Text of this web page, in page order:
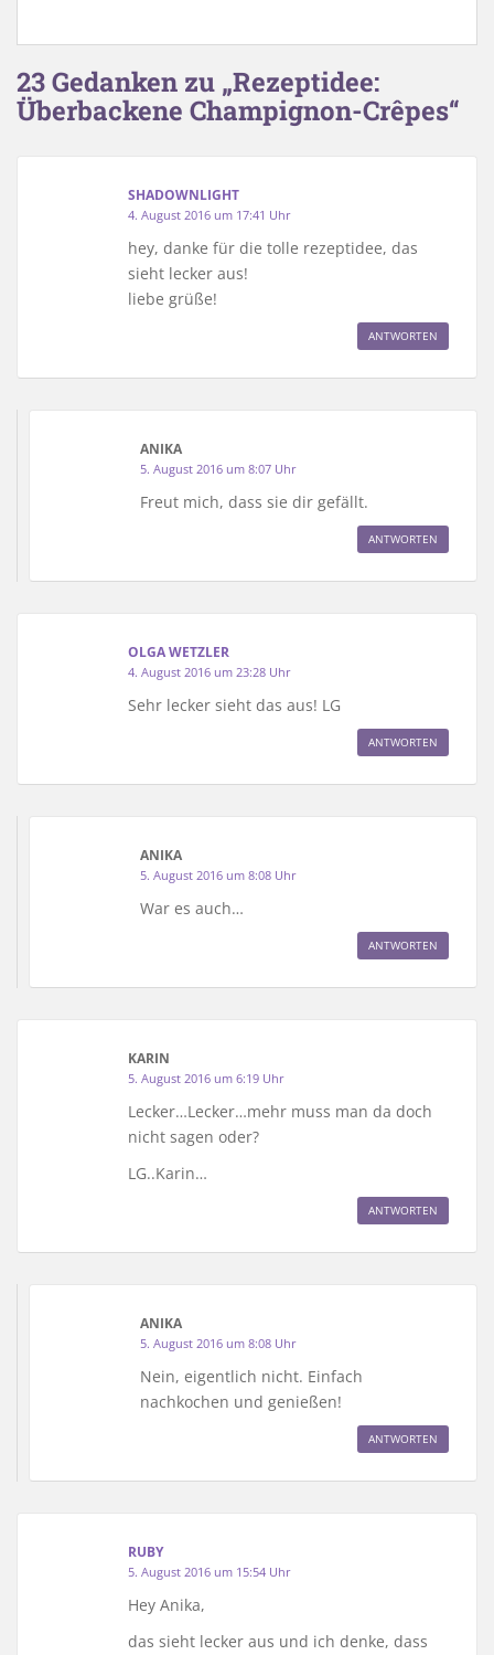
23 Gedanken zu „Rezeptidee:
Überbackene Champignon-Crêpes“
SHADOWNLIGHT
4. August 2016 um 17:41 Uhr
hey, danke für die tolle rezeptidee, das
sieht lecker aus!
liebe grüße!
ANTWORTEN
ANIKA
5. August 2016 um 8:07 Uhr
Freut mich, dass sie dir gefällt.
ANTWORTEN
OLGA WETZLER
4. August 2016 um 23:28 Uhr
Sehr lecker sieht das aus! LG
ANTWORTEN
ANIKA
5. August 2016 um 8:08 Uhr
War es auch…
ANTWORTEN
KARIN
5. August 2016 um 6:19 Uhr
Lecker…Lecker…mehr muss man da doch
nicht sagen oder?
LG..Karin…
ANTWORTEN
ANIKA
5. August 2016 um 8:08 Uhr
Nein, eigentlich nicht. Einfach
nachkochen und genießen!
ANTWORTEN
RUBY
5. August 2016 um 15:54 Uhr
Hey Anika,
das sieht lecker aus und ich denke, dass